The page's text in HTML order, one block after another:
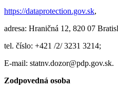
https://dataprotection.gov.sk,
adresa: Hraničná 12, 820 07
tel. číslo: +421 /2/ 3231 3214;
E-mail: statnv.dozor@pdp.gov.sk.
Zodpovedná osoba